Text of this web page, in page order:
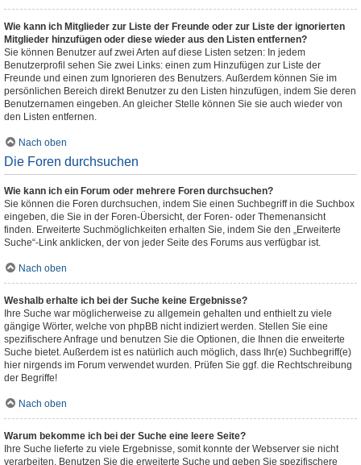
Wie kann ich Mitglieder zur Liste der Freunde oder zur Liste der ignorierten
Mitglieder hinzufügen oder diese wieder aus den Listen entfernen?
Sie können Benutzer auf zwei Arten auf diese Listen setzen: In jedem
Benutzerprofil sehen Sie zwei Links: einen zum Hinzufügen zur Liste der
Freunde und einen zum Ignorieren des Benutzers. Außerdem können Sie im
persönlichen Bereich direkt Benutzer zu den Listen hinzufügen, indem Sie deren
Benutzernamen eingeben. An gleicher Stelle können Sie sie auch wieder von
den Listen entfernen.
Nach oben
Die Foren durchsuchen
Wie kann ich ein Forum oder mehrere Foren durchsuchen?
Sie können die Foren durchsuchen, indem Sie einen Suchbegriff in die Suchbox
eingeben, die Sie in der Foren-Übersicht, der Foren- oder Themenansicht
finden. Erweiterte Suchmöglichkeiten erhalten Sie, indem Sie den „Erweiterte
Suche“-Link anklicken, der von jeder Seite des Forums aus verfügbar ist.
Nach oben
Weshalb erhalte ich bei der Suche keine Ergebnisse?
Ihre Suche war möglicherweise zu allgemein gehalten und enthielt zu viele
gängige Wörter, welche von phpBB nicht indiziert werden. Stellen Sie eine
spezifischere Anfrage und benutzen Sie die Optionen, die Ihnen die erweiterte
Suche bietet. Außerdem ist es natürlich auch möglich, dass Ihr(e) Suchbegriff(e)
hier nirgends im Forum verwendet wurden. Prüfen Sie ggf. die Rechtschreibung
der Begriffe!
Nach oben
Warum bekomme ich bei der Suche eine leere Seite?
Ihre Suche lieferte zu viele Ergebnisse, somit konnte der Webserver sie nicht
verarbeiten. Benutzen Sie die erweiterte Suche und geben Sie spezifischere